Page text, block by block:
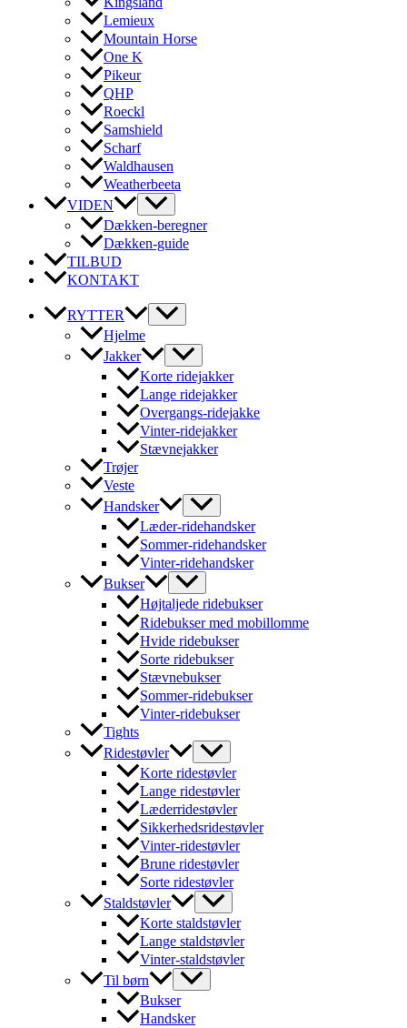
Lemieux
Mountain Horse
One K
Pikeur
QHP
Roeckl
Samshield
Scharf
Waldhausen
Weatherbeeta
VIDEN
Dækken-beregner
Dækken-guide
TILBUD
KONTAKT
RYTTER
Hjelme
Jakker
Korte ridejakker
Lange ridejakker
Overgangs-ridejakke
Vinter-ridejakker
Stævnejakker
Trøjer
Veste
Handsker
Læder-ridehandsker
Sommer-ridehandsker
Vinter-ridehandsker
Bukser
Højtaljede ridebukser
Ridebukser med mobillomme
Hvide ridebukser
Sorte ridebukser
Stævnebukser
Sommer-ridebukser
Vinter-ridebukser
Tights
Ridestøvler
Korte ridestøvler
Lange ridestøvler
Læderridestøvler
Sikkerhedsridestøvler
Vinter-ridestøvler
Brune ridestøvler
Sorte ridestøvler
Staldstøvler
Korte staldstøvler
Lange staldstøvler
Vinter-staldstøvler
Til børn
Bukser
Handsker